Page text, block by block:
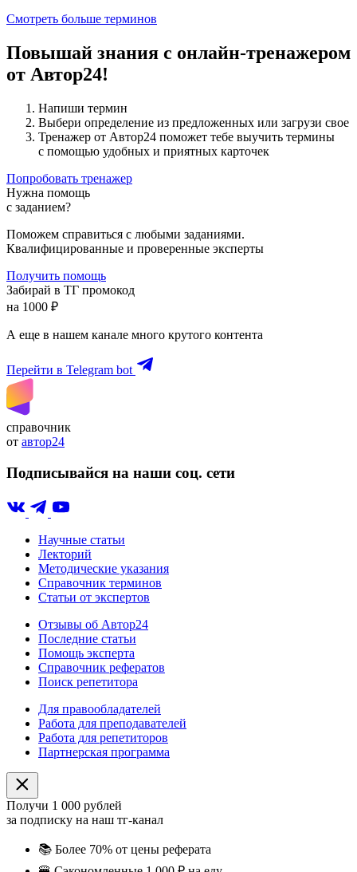
Смотреть больше терминов
Повышай знания с онлайн-тренажером
от Автор24!
Напиши термин
Выбери определение из предложенных или загрузи свое
Тренажер от Автор24 поможет тебе выучить термины
с помощью удобных и приятных карточек
Попробовать тренажер
Нужна помощь
с заданием?
Поможем справиться с любыми заданиями.
Квалифицированные и проверенные эксперты
Получить помощь
Забирай в ТГ промокод
на 1000 ₽
А еще в нашем канале много крутого контента
Перейти в Telegram bot
справочник
от автор24
Подписывайся на наши соц. сети
Научные статьи
Лекторий
Методические указания
Справочник терминов
Статьи от экспертов
Отзывы об Автор24
Последние статьи
Помощь эксперта
Справочник рефератов
Поиск репетитора
Для правообладателей
Работа для преподавателей
Работа для репетиторов
Партнерская программа
Получи 1 000 рублей
за подписку на наш тг-канал
📚 Более 70% от цены реферата